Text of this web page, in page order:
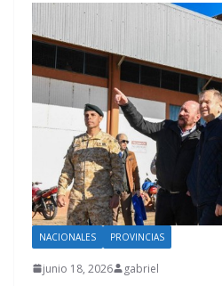
NACIONALES PROVINCIAS
junio 18, 2026 gabriel